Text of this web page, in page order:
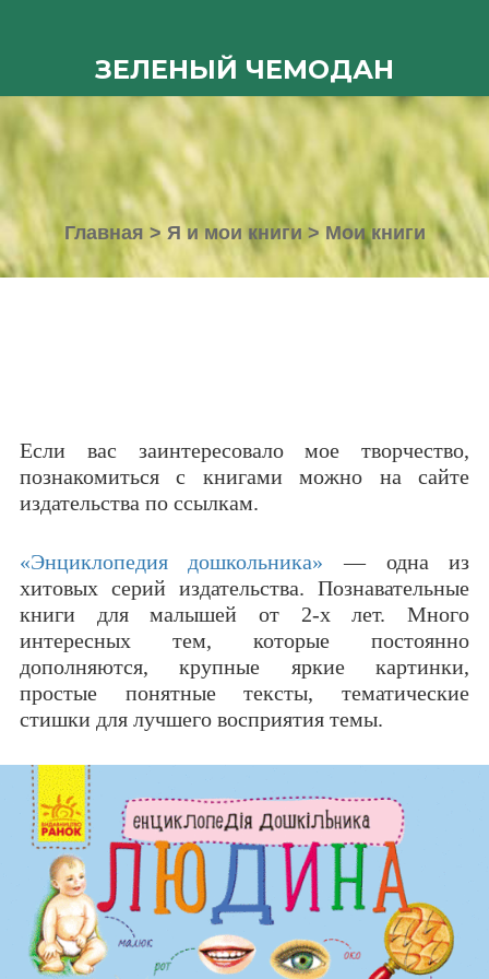
ЗЕЛЕНЫЙ ЧЕМОДАН
Главная > Я и мои книги > Мои книги
Если вас заинтересовало мое творчество,
познакомиться с книгами можно на сайте
издательства по ссылкам.
«Энциклопедия дошкольника» — одна из
хитовых серий издательства. Познавательные
книги для малышей от 2-х лет. Много
интересных тем, которые постоянно
дополняются, крупные яркие картинки,
простые понятные тексты, тематические
стишки для лучшего восприятия темы.